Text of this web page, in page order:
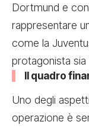
Dortmund e
rappresentare
come la
protagonista sia
Il quadro
Uno degli
operazione è